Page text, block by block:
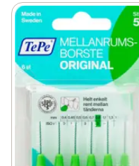
avlägsnar upp till 40%
tandborstning. Effektiv